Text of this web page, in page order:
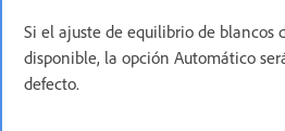
Si el ajuste de equilibrio de blancos
disponible, la opción Automático
defecto.